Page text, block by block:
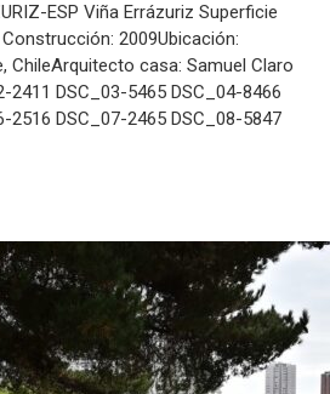
ESP Viña Errázuriz Superficie
2009Ubicación:
ChileArquitecto casa: Samuel Claro
2411 DSC_03-5465 DSC_04-8466
2516 DSC_07-2465 DSC_08-5847